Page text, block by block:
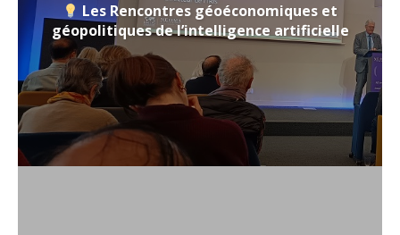
Les Rencontres géoéconomiques et
géopolitiques de l’intelligence artificielle